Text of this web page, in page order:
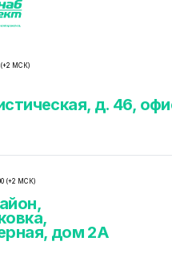
(+2 МСК)
д. 46,
(+2 МСК)
дом 2А